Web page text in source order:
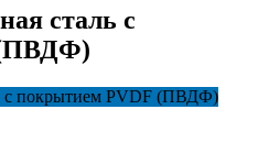
сталь с
(ПВДФ)